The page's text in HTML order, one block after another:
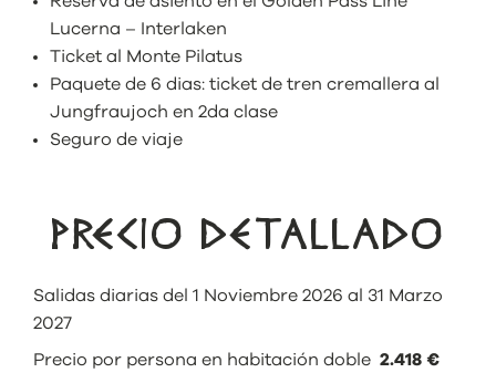
Lucerna – Interlaken
Ticket al Monte Pilatus
Paquete de 6 dias: ticket de tren cremallera al
Jungfraujoch en 2da clase
Seguro de viaje
PRECIO DETALLADO
Salidas diarias del 1 Noviembre 2026 al 31 Marzo
2027
Precio por persona en habitación doble 2.418 €